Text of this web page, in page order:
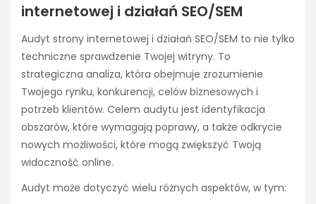
internetowej i działań SEO/SEM
Audyt strony internetowej i działań SEO/SEM to nie tylko
techniczne sprawdzenie Twojej witryny. To
strategiczna analiza, która obejmuje zrozumienie
Twojego rynku, konkurencji, celów biznesowych i
potrzeb klientów. Celem audytu jest identyfikacja
obszarów, które wymagają poprawy, a także odkrycie
nowych możliwości, które mogą zwiększyć Twoją
widoczność online.
Audyt może dotyczyć wielu różnych aspektów, w tym: